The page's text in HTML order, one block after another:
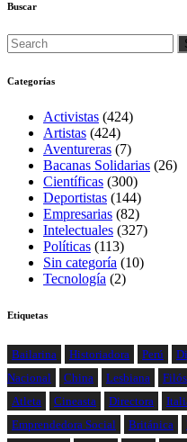
Buscar
Categorías
Activistas (424)
Artistas (424)
Aventureras (7)
Bacanas Solidarias (26)
Científicas (300)
Deportistas (144)
Empresarias (82)
Intelectuales (327)
Políticas (113)
Sin categoría (10)
Tecnología (2)
Etiquetas
Bailarina Historiadora Perú
Nacional
China Lesbiana
Atleta
Cineasta Directora
Emprendedora Social
Británica